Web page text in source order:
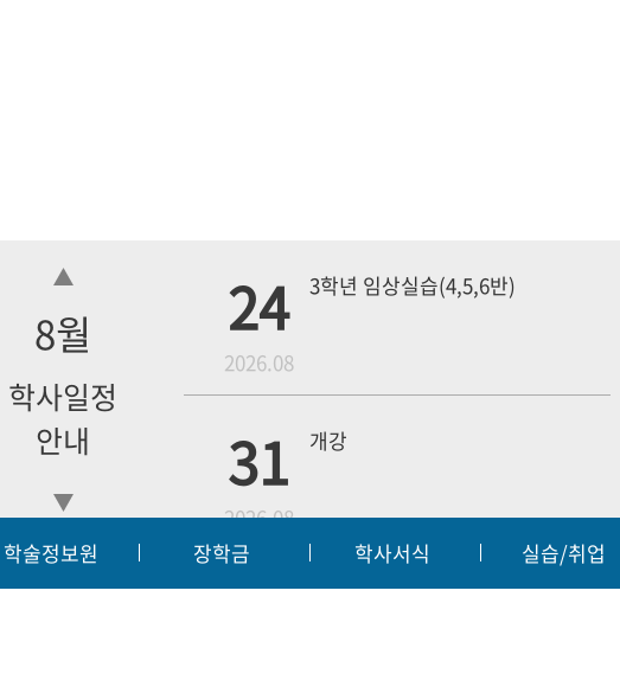
학술정보원 장학금 학사서식 실습/취업
8월
학사일정
안내
24
2026.08
3학년 임상실습(4,5,6반)
31
2026.08
개강
18 4학년 1차 모의고사
| 이메일무단수집거부 | 예결산공고 | 입찰공고 | 대학정보